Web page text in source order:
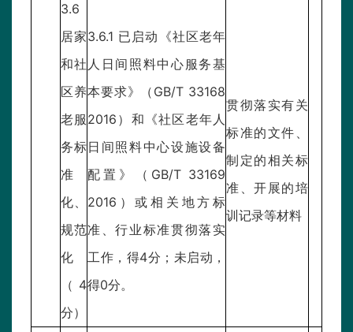
3.6
居家
和社
区养
老服
务标
准
化、
规范
化
（4
分）
3.6.1 已启动《社区老年
人日间照料中心服务基
本要求》（GB/T 33168
2016）和《社区老年人
日间照料中心设施设备
配置》（GB/T 33169
2016）或相关地方标
准、行业标准贯彻落实
工作，得4分；未启动，
得0分。
贯彻落实有关
标准的文件、
制定的相关标
准、开展的培
训记录等材料